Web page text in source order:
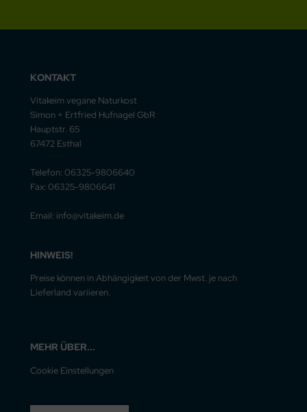
KONTAKT
Vitakeim vegane Naturkost
Simon + Ertfried Hufnagel GbR
Hauptstr. 65
67472 Esthal
Telefon: 06325-9806640
Fax: 06325-9806641
Email: info@vitakeim.de
HINWEIS!
Preise können in Abhängigkeit von der Mwst. je nach
Lieferland variieren.
MEHR ÜBER...
Cookie Einstellungen